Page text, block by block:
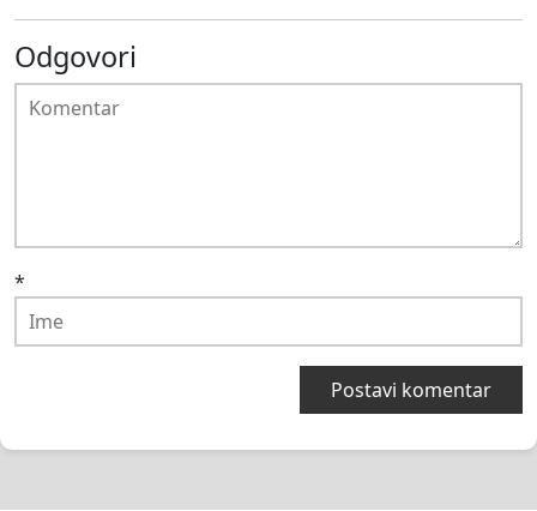
Odgovori
*